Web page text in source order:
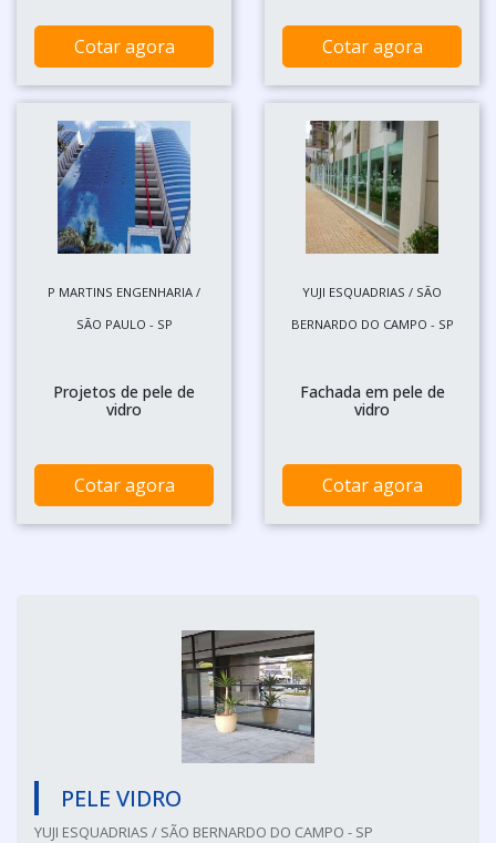
Cotar agora Cotar agora
P MARTINS ENGENHARIA /
SÃO PAULO - SP
Projetos de pele de
vidro
Cotar agora
YUJI ESQUADRIAS / SÃO
BERNARDO DO CAMPO - SP
Fachada em pele de
vidro
Cotar agora
PELE VIDRO
YUJI ESQUADRIAS / SÃO BERNARDO DO CAMPO - SP